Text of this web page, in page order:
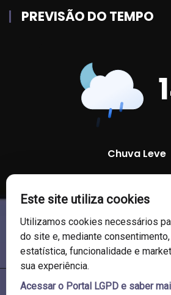
PREVISÃO DO TEMPO
Chuva Leve
92 % 1008 mb
Este site utiliza cookies
Utilizamos cookies necessários
do site e, mediante
estatística, funcionalidade e
sua experiência.
Acessar o Portal LGPD e saber